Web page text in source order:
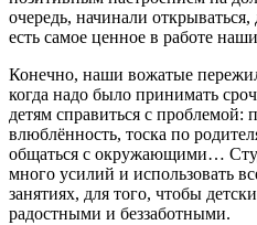
очередь, начинали
есть самое ценное в работе
Конечно, наши вожатые
когда надо было принимать
детям справиться с проблемой:
влюблённость, тоска по
общаться с окружающими…
много усилий и использовать
занятиях, для того, чтобы
радостными и беззаботными.